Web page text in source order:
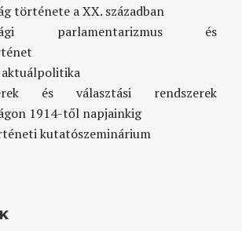
története a XX. században
parlamentarizmus és
és választási rendszerek
1914-től napjainkig
kutatószeminárium